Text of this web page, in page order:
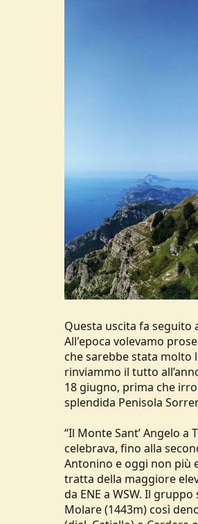
Questa uscita fa seguito
All'epoca volevamo
che sarebbe stata molto
rinviammo il tutto
18 giugno, prima che
splendida Penisola
“Il Monte Sant’ Angelo
celebrava, fino alla
Antonino e oggi non più
tratta della maggiore
da ENE a WSW. Il
Molare (1443m) così